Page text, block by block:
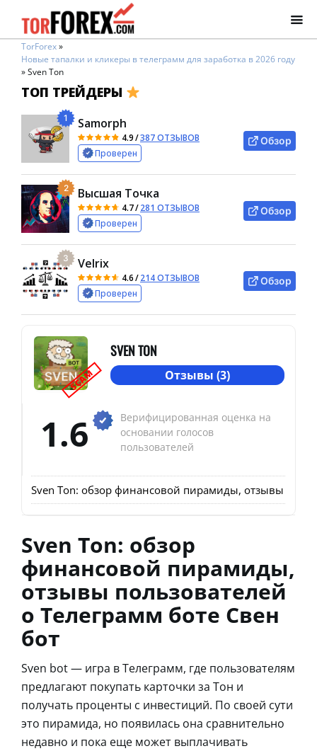
TorForex»
Новые тапалки и кликеры в телеграмм для заработка в 2026 году
»Sven Ton
ТОП ТРЕЙДЕРЫ
1 Samorph
4.9/387 ОТЗЫВОВ
Проверен
Обзор
2 Высшая Точка
4.7/281 ОТЗЫВОВ
Проверен
Обзор
3 Velrix
4.6/214 ОТЗЫВОВ
Проверен
Обзор
SCAM
SVEN TON
Отзывы (3)
1.6
Верифицированная оценка на
основании голосов
пользователей
Sven Ton: обзор финансовой пирамиды, отзывы
Sven Ton: обзор
финансовой пирамиды,
отзывы пользователей
о Телеграмм боте Свен
бот
Sven bot — игра в Телеграмм, где пользователям
предлагают покупать карточки за Тон и
получать проценты с инвестиций. По своей сути
это пирамида, но появилась она сравнительно
недавно и пока еще может выплачивать